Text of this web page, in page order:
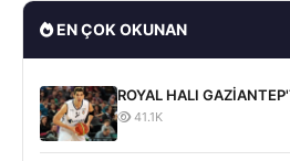
EN ÇOK OKUNAN
ROYAL HALI
41.1K